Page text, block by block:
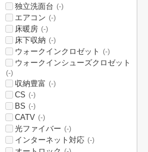
独立洗面台 (-)
エアコン (-)
床暖房 (-)
床下収納 (-)
ウォークインクロゼット (-)
ウォークインシューズクロゼット
(-)
収納豊富 (-)
CS (-)
BS (-)
CATV (-)
光ファイバー (-)
インターネット対応 (-)